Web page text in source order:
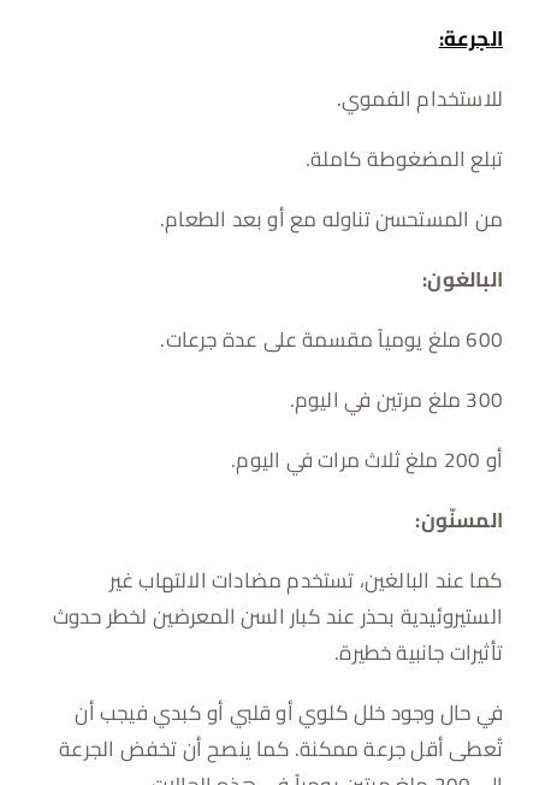
الجرعة:
للاستخدام الفموي.
تبلع المضغوطة كاملة.
من المستحسن تناوله مع أو بعد الطعام.
البالغون:
600 ملغ يومياً مقسمة على عدة جرعات.
300 ملغ مرتين في اليوم.
أو 200 ملغ ثلاث مرات في اليوم.
المسنّون:
كما عند البالغين، تستخدم مضادات الالتهاب غير
الستيروئيدية بحذر عند كبار السن المعرضين لخطر حدوث
تأثيرات جانبية خطيرة.
في حال وجود خلل كلوي أو قلبي أو كبدي فيجب أن
تُعطى أقل جرعة ممكنة. كما ينصح أن تخفض الجرعة